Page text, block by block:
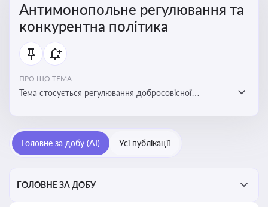
Антимонопольне регулювання та
конкурентна політика
ПРО ЩО ТЕМА:
Тема стосується регулювання добросовісної
забезпечення рівних умов для суб’єктів
господарювання
Головне за добу (AI) Усі публікації
ГОЛОВНЕ ЗА ДОБУ